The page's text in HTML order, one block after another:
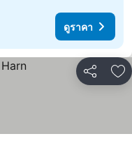
ดูราคา
แชร์ เ